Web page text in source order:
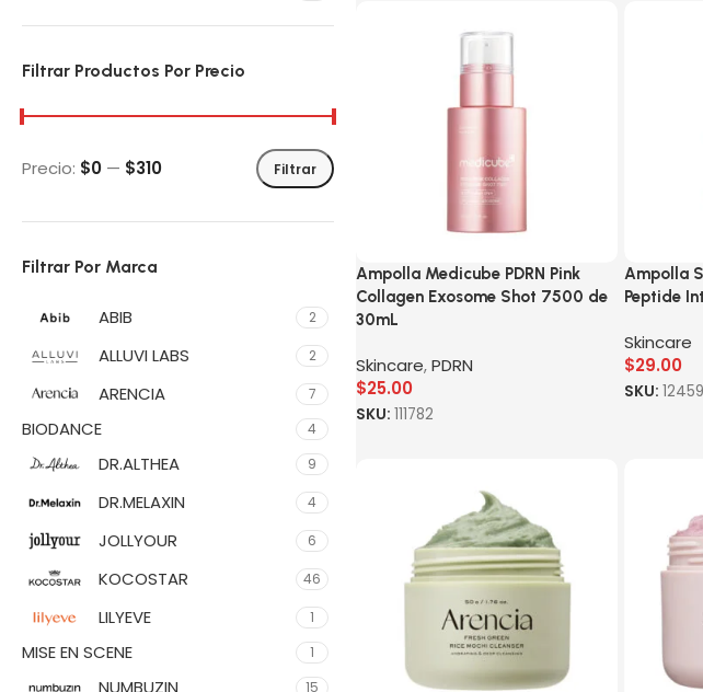
Filtrar Productos Por Precio
Filtrar
Precio: $0 — $310
Filtrar Por Marca
ABIB 2
ALLUVI LABS 2
ARENCIA 7
BIODANCE 4
DR.ALTHEA 9
DR.MELAXIN 4
JOLLYOUR 6
KOCOSTAR 46
LILYEVE 1
MISE EN SCENE 1
NUMBUZIN 15
Ampolla Medicube PDRN Pink
Collagen Exosome Shot 7500 de
30mL
Skincare,PDRN
$25.00
SKU: 111782
Ampolla
Peptide
Skincare
$29.00
SKU: